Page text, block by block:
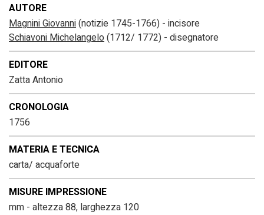
AUTORE
Magnini Giovanni(notizie 1745-1766) - incisore
Schiavoni Michelangelo(1712/ 1772) - disegnatore
EDITORE
Zatta Antonio
CRONOLOGIA
1756
MATERIA E TECNICA
carta/ acquaforte
MISURE IMPRESSIONE
mm - altezza 88, larghezza 120